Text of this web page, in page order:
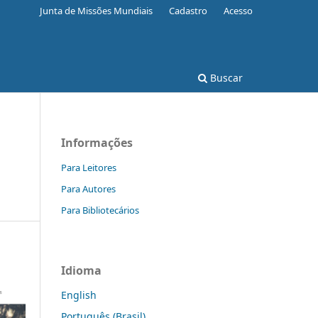
Buscar
Junta de Missões Mundiais Cadastro Acesso
Informações
Para Leitores
Para Autores
Para Bibliotecários
Idioma
English